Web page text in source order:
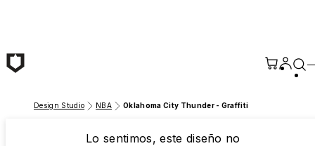
Design Studio NBA Oklahoma City Thunder - Graffiti
Lo sentimos, este diseño no